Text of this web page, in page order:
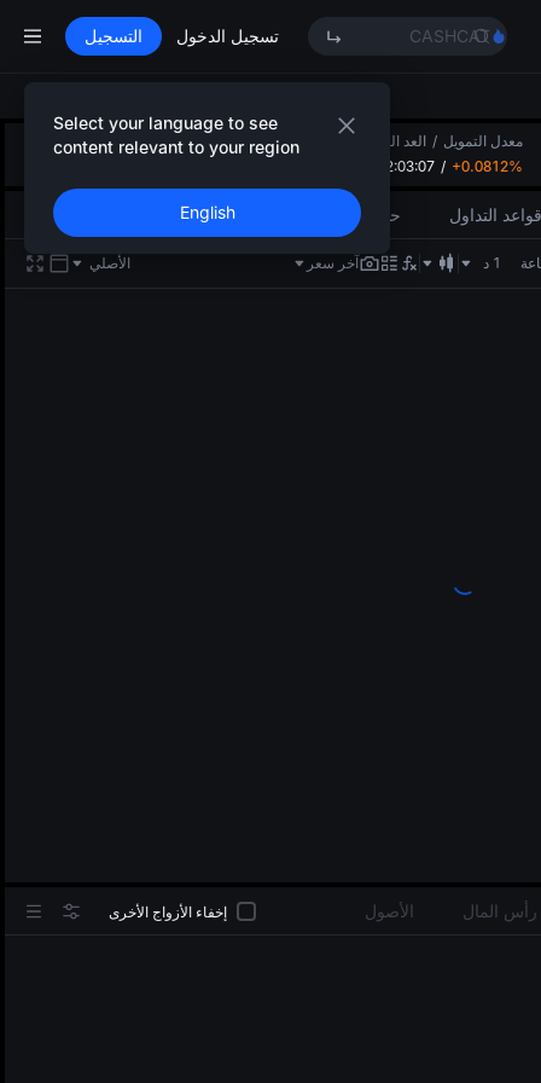
CASHCAT
GOLD(XAU)
SPCX
HFT
UNITREE
مستقبل Unitree مباشر الآن
تسجيل الدخول التسجيل
Select your language to see
content relevant to your region
English
معدل التمويل / العد التنازلي
+0.0812%
/
02:03:06
24 ساعة إنخفاض
حجم 24 ساعة(BTW)
المال الأصول إخفاء الأزواج الأخرى
قواعد التداول حد المخاطر
1 د آخر سعر الأصلي